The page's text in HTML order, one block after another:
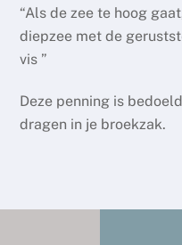
“Als de zee te hoog
diepzee met de
vis ”
Deze penning is
dragen in je broekzak.